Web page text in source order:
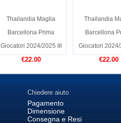
Thailandia Maglia
Barcellona Prima
Giocatori 2024/2025 III
€22.00
Thailandia
Barcellona
Giocatori
€22.00
Chiedere aiuto
Pagamento
Dimensione
Consegna e Resi